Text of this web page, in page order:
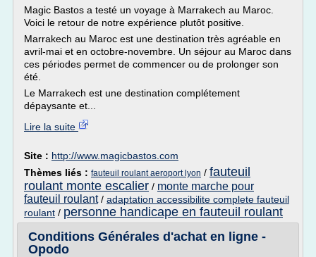
Magic Bastos a testé un voyage à Marrakech au Maroc.
Voici le retour de notre expérience plutôt positive.
Marrakech au Maroc est une destination très agréable en
avril-mai et en octobre-novembre. Un séjour au Maroc dans
ces périodes permet de commencer ou de prolonger son
été.
Le Marrakech est une destination complétement
dépaysante et...
Lire la suite
Site : http://www.magicbastos.com
Thèmes liés : fauteuil roulant aeroport lyon / fauteuil
roulant monte escalier / monte marche pour
fauteuil roulant/ adaptation accessibilite complete fauteuil
roulant / personne handicape en fauteuil roulant
Conditions Générales d'achat en ligne -
Opodo